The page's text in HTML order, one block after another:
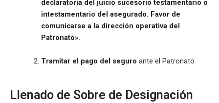
declaratoria del juicio sucesorio testamentario o
intestamentario del asegurado. Favor de
comunicarse a la dirección operativa del
Patronato».
Tramitar el pago del seguro ante el Patronato
Llenado de Sobre de Designación